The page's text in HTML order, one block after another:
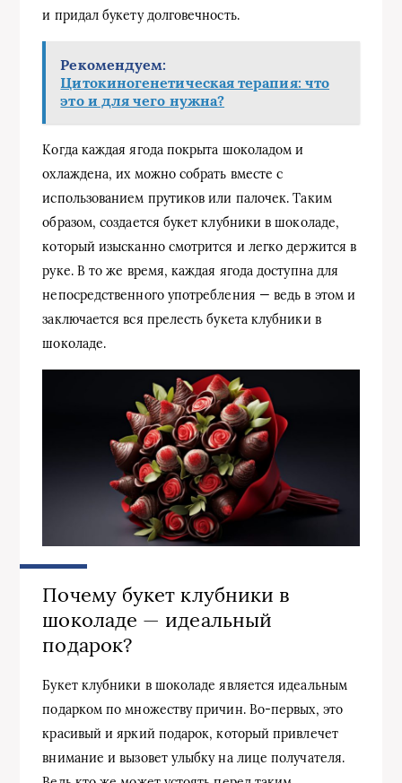
и придал букету долговечность.
Рекомендуем:
Цитокиногенетическая терапия: что
это и для чего нужна?
Когда каждая ягода покрыта шоколадом и
охлаждена, их можно собрать вместе с
использованием прутиков или палочек. Таким
образом, создается букет клубники в шоколаде,
который изысканно смотрится и легко держится в
руке. В то же время, каждая ягода доступна для
непосредственного употребления — ведь в этом и
заключается вся прелесть букета клубники в
шоколаде.
Почему букет клубники в
шоколаде — идеальный
подарок?
Букет клубники в шоколаде является идеальным
подарком по множеству причин. Во-первых, это
красивый и яркий подарок, который привлечет
внимание и вызовет улыбку на лице получателя.